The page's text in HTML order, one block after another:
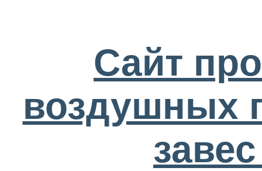
Сайт
воздушных